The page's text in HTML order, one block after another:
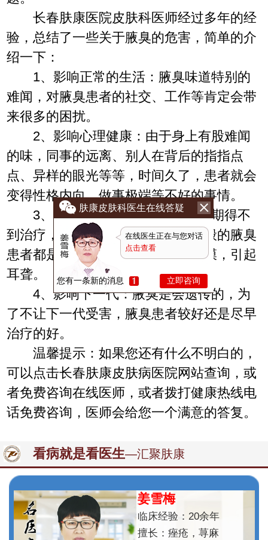
长春肤康医院皮肤科医师经过多年的经
验，总结了一些关于腋臭的危害，简单的介
绍一下：
1、影响正常的生活：腋臭味道特别的
难闻，对腋臭患者的社交、工作等肯定会带
来很多的困扰。
2、影响心理健康：由于身上有股难闻
的味，同事的远离、别人在背后的指指点
点、异样的眼光等等，时间久了，患者就会
变得性格内向，做事极端等不好的事情。
3、并发其它的臭：腋臭如果长期得不
到治疗，就会并发口臭和脚臭，一般的腋臭
患者都是稀耳屎，稀耳屎会侵蚀耳膜，引起
耳聋。
4、影响下一代：腋臭是会遗传的，为
了不让下一代受害，腋臭患者较好还是尽早
治疗的好。
温馨提示：如果您还有什么不明白的，
可以点击长春肤康皮肤病医院网站查询，或
者免费咨询在线医师，或者拨打健康热线电
话免费咨询，医师会给您一个满意的答复。
看病就是看医生—汇聚肤康
姜雪梅
临床经验：20余年
擅长：痤疮，荨麻
肤康皮肤科医生在线答疑
在线医生正在与您对话
点击查看
您有一条新的消息 立即咨询